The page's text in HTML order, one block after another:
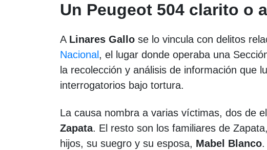
Un Peugeot 504 clarito o
A Linares Gallo se lo vincula con delitos
Nacional , el lugar donde operaba una
la recolección y análisis de información que
interrogatorios bajo tortura.
La causa nombra a varias víctimas, dos de
Zapata. El resto son los familiares de
hijos, su suegro y su esposa, Mabel Blanco.